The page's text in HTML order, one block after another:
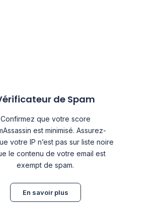
de Spam
Confirmez que votre score
est minimisé. Assurez-
votre IP n’est pas sur liste noire
le contenu de votre email est
exempt de spam.
En savoir plus